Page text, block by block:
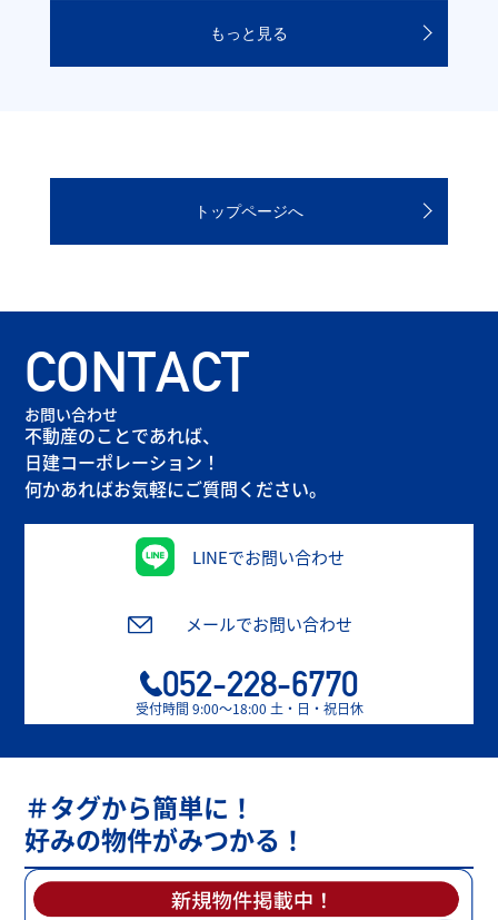
もっと見る
トップページへ
CONTACT
お問い合わせ
不動産のことであれば、
日建コーポレーション！
何かあればお気軽にご質問ください。
LINEでお問い合わせ
メールでお問い合わせ
052-228-6770
受付時間 9:00〜18:00 土・日・祝日休
＃タグから簡単に！
好みの物件がみつかる！